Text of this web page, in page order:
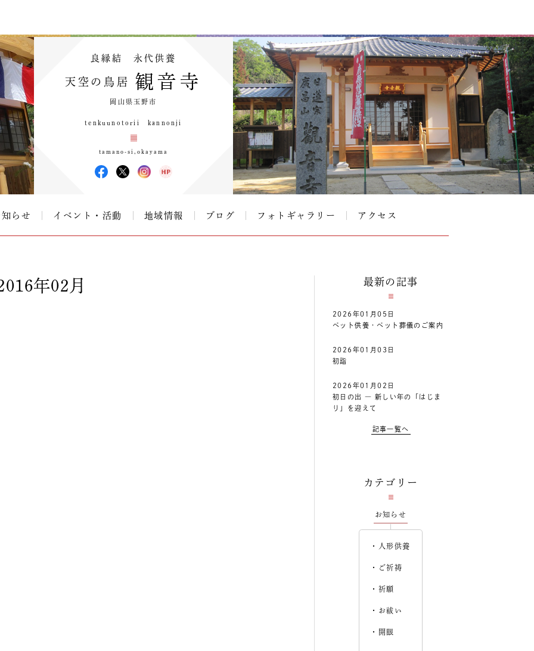
良縁結 永代供養
天空の鳥居 観音寺
岡山県玉野市
tenkuunotorii kannonji
tamano-si,okayama
知らせ イベント・活動 地域情報 ブログ フォトギャラリー アクセス
年02月 最新の記事
2026年01月05日
ペット供養・ペット葬儀のご案内
2026年01月03日
初詣
2026年01月02日
初日の出 ― 新しい年の「はじま
り」を迎えて
記事一覧へ
カテゴリー
お知らせ
人形供養
ご祈祷
祈願
お祓い
開眼